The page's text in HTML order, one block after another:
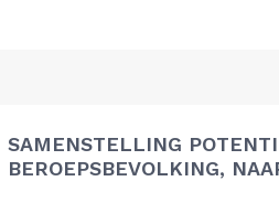
SAMENSTELLING
BEROEPSBEVOLKING,